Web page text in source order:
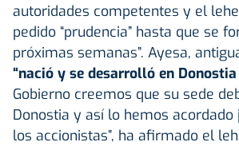
autoridades competentes y el
pedido “prudencia” hasta que se
próximas semanas”. Ayesa,
“nació y se desarrolló en Donostia
Gobierno creemos que su sede
Donostia y así lo hemos acordado
los accionistas”, ha afirmado el